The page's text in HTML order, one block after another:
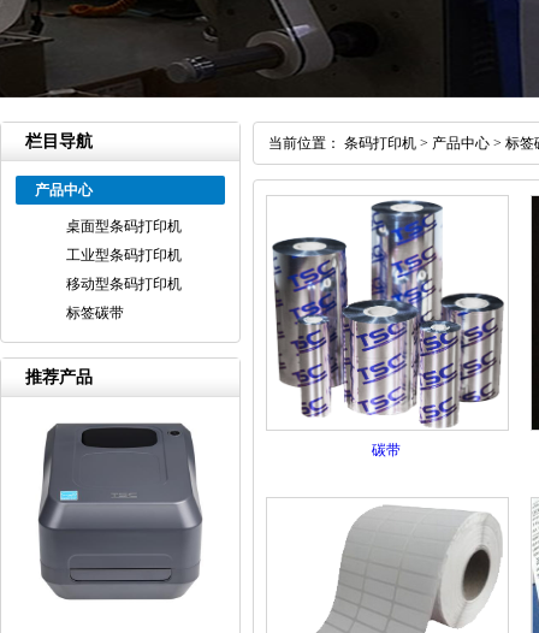
栏目导航
产品中心
桌面型条码打印机
工业型条码打印机
移动型条码打印机
标签碳带
推荐产品
当前位置： 条码打印机 > 产品中心 > 标签
碳带